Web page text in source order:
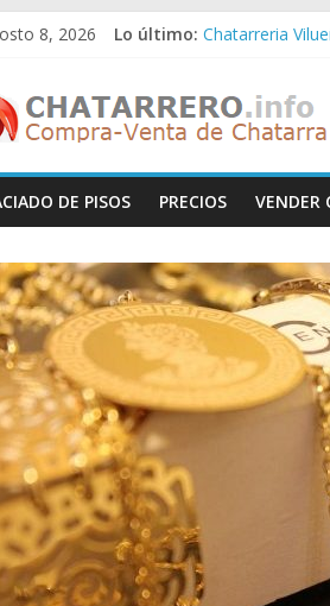
8, 2026 Lo último: Chatarreria
Chatarreria
Chatarreria
DE PISOS PRECIOS VENDER